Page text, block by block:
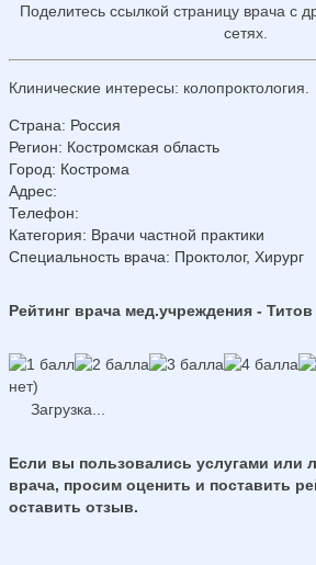
Поделитесь ссылкой страницу врача с
сетях.
Клинические интересы: колопроктология.
Страна: Россия
Регион: Костромская область
Город: Кострома
Адрес:
Телефон:
Категория: Врачи частной практики
Специальность врача: Проктолог, Хирург
Рейтинг врача мед.учреждения -
нет)
Загрузка...
Если вы пользовались услугами или
врача, просим оценить и поставить
оставить отзыв.